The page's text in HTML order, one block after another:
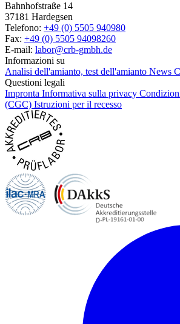
Bahnhofstraße 14
37181 Hardegsen
Telefono: +49 (0) 5505 940980
Fax: +49 (0) 5505 94098260
E-mail: labor@crb-gmbh.de
Informazioni su
Analisi dell'amianto, test dell'amianto News
Questioni legali
Impronta Informativa sulla privacy
(CGC) Istruzioni per il recesso